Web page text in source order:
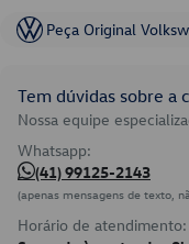
Peça Original
Tem dúvidas sobre a
Nossa equipe
Whatsapp:
(41) 99125-2143
(apenas mensagens de texto,
Horário de atendimento: